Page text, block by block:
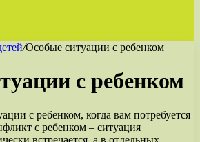
/Особые ситуации с ребенком
с ребенком
с ребенком, когда вам потребуется
с ребенком – ситуация
встречается, а в отдельных